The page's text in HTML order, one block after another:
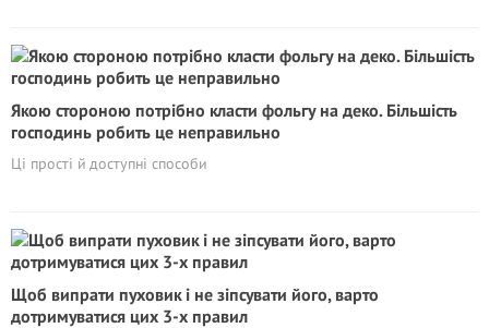
Якою стороною потрібно класти фольгу на деко. Більшість
господинь робить це неправильно
Ці прості й доступні способи
Щоб випрати пуховик і не зіпсувати його, варто
дотримуватися цих 3-х правил